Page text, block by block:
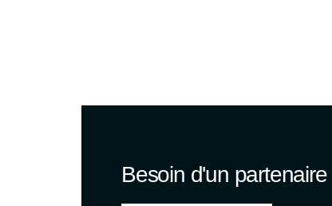
Besoin d'un partenaire